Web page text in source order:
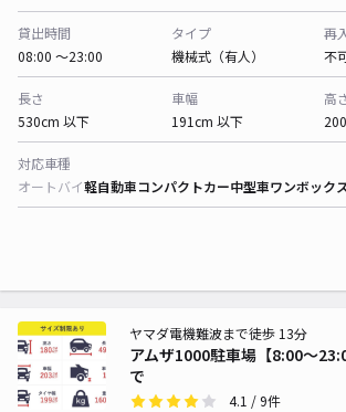
貸出時間
08:00 〜23:00
タイプ
機械式（有人）
再
不
長さ
530cm 以下
車幅
191cm 以下
高
対応車種
オートバイ軽自動車コンパクトカー中型車ワンボックス
アムザ1000駐車場【8:00〜
で
ヤマダ電機難波まで徒歩 13分
4.1 / 9件